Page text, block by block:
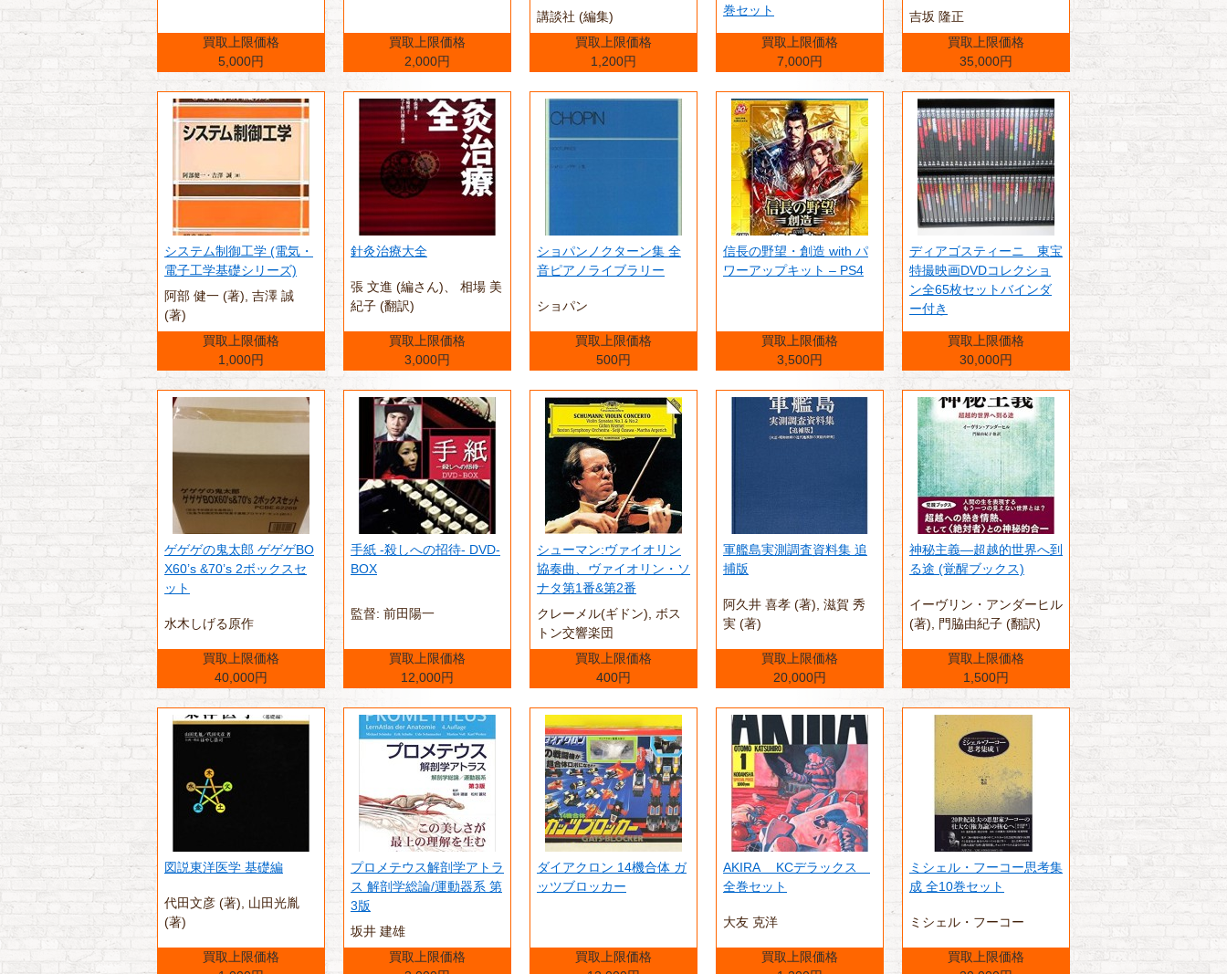
買取上限価格
5,000円
買取上限価格
2,000円
講談社 (編集)
買取上限価格
1,200円
巻セット
買取上限価格
7,000円
吉坂 隆正
買取上限価格
35,000円
システム制御工学 (電気・
電子工学基礎シリーズ)
阿部 健一 (著),‎ 吉澤 誠
(著)
買取上限価格
1,000円
針灸治療大全
張 文進 (編さん)、 相場 美
紀子 (翻訳)
買取上限価格
3,000円
ショパンノクターン集 全
音ピアノライブラリー
ショパン
買取上限価格
500円
信長の野望・創造 with パ
ワーアップキット – PS4
買取上限価格
3,500円
ディアゴスティーニ 東宝
特撮映画DVDコレクショ
ン全65枚セットバインダ
ー付き
買取上限価格
30,000円
ゲゲゲの鬼太郎 ゲゲゲBO
X60’s &70’s 2ボックスセ
ット
水木しげる原作
買取上限価格
40,000円
手紙 -殺しへの招待- DVD-
BOX
監督: 前田陽一
買取上限価格
12,000円
シューマン:ヴァイオリン
協奏曲、ヴァイオリン・ソ
ナタ第1番&第2番
クレーメル(ギドン), ボス
トン交響楽団
買取上限価格
400円
軍艦島実測調査資料集 追
捕版
阿久井 喜孝 (著),‎ 滋賀 秀
実 (著)
買取上限価格
20,000円
神秘主義―超越的世界へ到
る途 (覚醒ブックス)
イーヴリン・アンダーヒル
(著),‎ 門脇由紀子 (翻訳)
買取上限価格
1,500円
図説東洋医学 基礎編
代田文彦 (著),‎ 山田光胤
(著)
買取上限価格
プロメテウス解剖学アトラ
ス 解剖学総論/運動器系 第
3版
坂井 建雄
買取上限価格
ダイアクロン 14機合体 ガ
ッツブロッカー
買取上限価格
AKIRA KCデラックス
全巻セット
大友 克洋
買取上限価格
ミシェル・フーコー思考集
成 全10巻セット
ミシェル・フーコー
買取上限価格